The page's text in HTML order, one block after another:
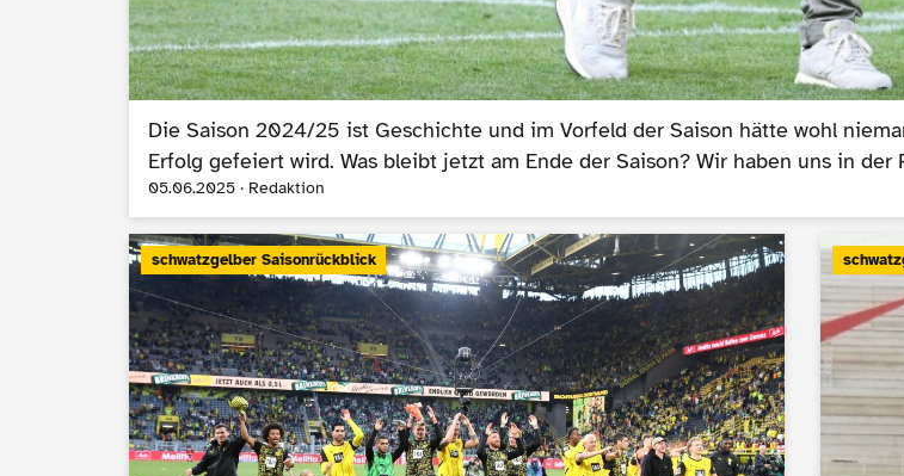
Die Saison 2024/25 ist Geschichte und im Vorfeld der Saison hätte wohl
Erfolg gefeiert wird. Was bleibt jetzt am Ende der Saison? Wir haben uns in der
05.06.2025 · Redaktion
schwatzgelber Saisonrückblick